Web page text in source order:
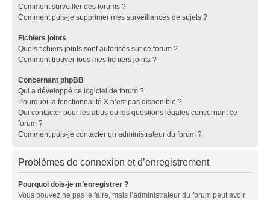
Comment surveiller des forums ?
Comment puis-je supprimer mes surveillances de sujets ?
Fichiers joints
Quels fichiers joints sont autorisés sur ce forum ?
Comment trouver tous mes fichiers joints ?
Concernant phpBB
Qui a développé ce logiciel de forum ?
Pourquoi la fonctionnalité X n’est pas disponible ?
Qui contacter pour les abus ou les questions légales concernant ce
forum ?
Comment puis-je contacter un administrateur du forum ?
Problèmes de connexion et d’enregistrement
Pourquoi dois-je m’enregistrer ?
Vous pouvez ne pas le faire, mais l’administrateur du forum peut avoir